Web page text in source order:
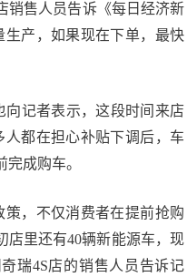
销售人员告诉《每日经济新
产，如果现在下单，最快
向记者表示，这段时间来店
都在担心补贴下调后，车
成购车。
，不仅消费者在提前抢购
店里还有40辆新能源车，现
瑞4S店的销售人员告诉记